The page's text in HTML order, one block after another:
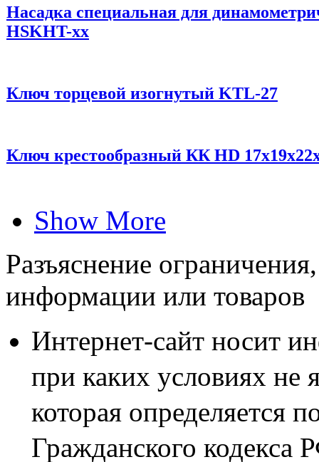
Насадка специальная для
НSKHT-хх
Ключ торцевой изогнутый KTL-27
Ключ крестообразный КК HD
Show More
Разъяснение
информации или товаров
Интернет-сайт носит
при каких условиях не
которая определяется
Гражданского кодекса